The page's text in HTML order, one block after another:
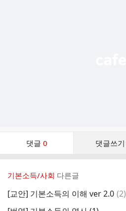
댓글 0 댓글쓰기
댓
기본소득/사회 다른글
[교안] 기본소득의 이해 ver 2.0 댓
(2)